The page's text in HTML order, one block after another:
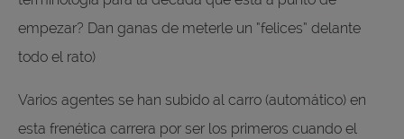
empezar? Dan ganas de meterle un “felices” delante
todo el rato)
Varios agentes se han subido al carro (automático) en
esta frenética carrera por ser los primeros cuando el